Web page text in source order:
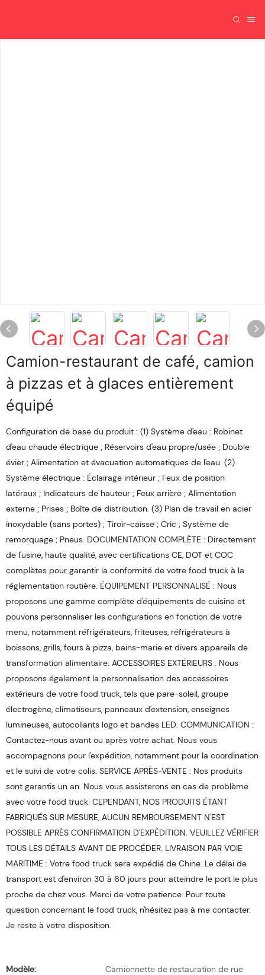
Camion-restaurant de café, camion
à pizzas et à glaces entièrement
équipé
Configuration de base du produit : (1) Système d'eau : Robinet
d'eau chaude électrique ; Réservoirs d'eau propre/usée ; Double
évier ; Alimentation et évacuation automatiques de l'eau. (2)
Système électrique : Éclairage intérieur ; Feux de position
latéraux ; Indicateurs de hauteur ; Feux arrière ; Alimentation
externe ; Prises ; Boîte de distribution. (3) Plan de travail en acier
inoxydable (sans portes) ; Tiroir-caisse ; Cric ; Système de
remorquage ; Pneus. DOCUMENTATION COMPLÈTE : Directement
de l'usine, haute qualité, avec certifications CE, DOT et COC
complètes pour garantir la conformité de votre food truck à la
réglementation routière. ÉQUIPEMENT PERSONNALISÉ : Nous
proposons une gamme complète d'équipements de cuisine et
pouvons personnaliser les configurations en fonction de votre
menu, notamment réfrigérateurs, friteuses, réfrigérateurs à
boissons, grills, fours à pizza, bains-marie et divers appareils de
transformation alimentaire. ACCESSOIRES EXTÉRIEURS : Nous
proposons également la personnalisation des accessoires
extérieurs de votre food truck, tels que pare-soleil, groupe
électrogène, climatiseurs, panneaux d'extension, enseignes
lumineuses, autocollants logo et bandes LED. COMMUNICATION :
Contactez-nous avant ou après votre achat. Nous vous
accompagnons pour l'expédition, notamment pour la coordination
et le suivi de votre colis. SERVICE APRÈS-VENTE : Nos produits
sont garantis un an. Nous vous assisterons en cas de problème
avec votre food truck. CEPENDANT, NOS PRODUITS ÉTANT
FABRIQUÉS SUR MESURE, AUCUN REMBOURSEMENT N'EST
POSSIBLE APRÈS CONFIRMATION D'EXPÉDITION. VEUILLEZ VÉRIFIER
TOUS LES DÉTAILS AVANT DE PROCÉDER. LIVRAISON PAR VOIE
MARITIME : Votre food truck sera expédié de Chine. Le délai de
transport est d'environ 30 à 60 jours pour atteindre le port le plus
proche de chez vous. Merci de votre patience. Pour toute
question concernant le food truck, n'hésitez pas à me contacter.
Je reste à votre disposition.
Modèle:
Camionnette de restauration de rue